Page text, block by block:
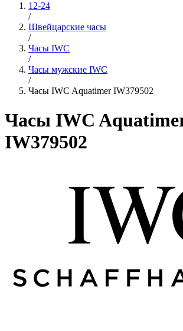
12-24
/
Швейцарские часы
/
Часы IWC
/
Часы мужские IWC
/
Часы IWC Aquatimer IW379502
Часы IWC
IW379502